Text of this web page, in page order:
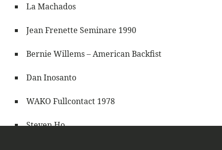
La Machados
Jean Frenette Seminare 1990
Bernie Willems – American Backfist
Dan Inosanto
WAKO Fullcontact 1978
Steven Ho